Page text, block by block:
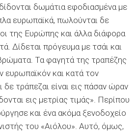
δωμάτια εφοδιασμένα με
ευρωπαϊκά, πωλούνται δε
της Ευρώπης και άλλα διάφορα
Δίδεται πρόγευμα με τσάι και
Τα φαγητά της τραπέζης
ευρωπαϊκόν και κατά τον
δε τράπεζαι είναι εις πάσαν ώραν
εις μετρίας τιμάς». Περίπου
και ένα ακόμα ξενοδοχείο
του «Αιόλου». Αυτό, όμως,